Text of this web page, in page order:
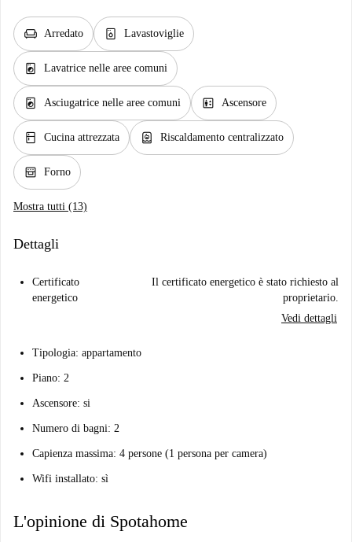
chair Arredato dishwasher_gen Lavastoviglie
local_laundry_service Lavatrice nelle aree comuni
local_laundry_service Asciugatrice nelle aree comuni elevator Ascensore
kitchen Cucina attrezzata water_heater Riscaldamento centralizzato
oven_gen Forno
Mostra tutti (13)
Dettagli
Certificato
energetico
Il certificato energetico è stato richiesto al
proprietario.
Vedi dettagli
Tipologia: appartamento
Piano: 2
Ascensore: si
Numero di bagni: 2
Capienza massima: 4 persone (1 persona per camera)
Wifi installato: sì
L'opinione di Spotahome